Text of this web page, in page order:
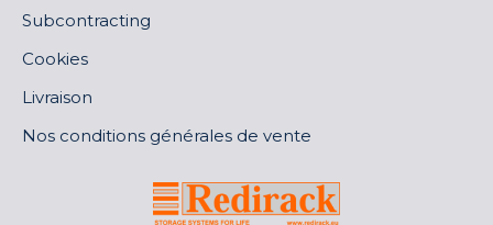
Subcontracting
Cookies
Livraison
Nos conditions générales de vente